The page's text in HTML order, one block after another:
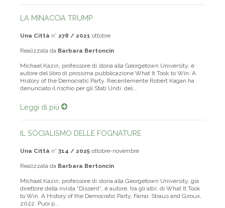
LA MINACCIA TRUMP
Una Città n° 278 / 2021 ottobre
Realizzata da Barbara Bertoncin
Michael Kazin, professore di storia alla Georgetown University, è
autore del libro di prossima pubblicazione What It Took to Win: A
History of the Democratic Party. Recentemente Robert Kagan ha
denunciato il rischio per gli Stati Uniti del...
Leggi di più
IL SOCIALISMO DELLE FOGNATURE
Una Città n° 314 / 2025 ottobre-novembre
Realizzata da Barbara Bertoncin
Michael Kazin, professore di storia alla Georgetown University, già
direttore della rivista “Dissent”; è autore, tra gli altri, di What It Took
to Win. A History of the Democratic Party, Farrar, Straus and Giroux,
2022. Puoi p...